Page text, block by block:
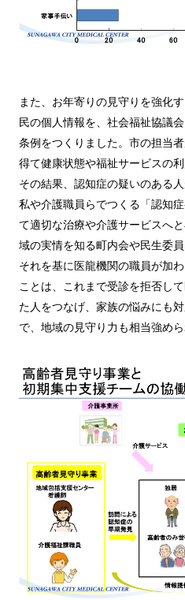
また、お年寄りの見守りを強化
民の個人情報を、社会福祉協議
条例をつくりました。市の担当
得て健康状態や福祉サービスの
その結果、認知症の疑いのある
私や介護職員らでつくる「認知
て適切な治療や介護サービスへ
域の実情を知る町内会や民生委
それを基に医龍機関の職員が加
ことは、これまで受診を拒否し
た人をつなげ、家族の悩みにも
で、地域の見守り力も相当強めら